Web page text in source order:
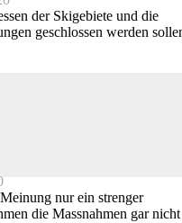
der Skigebiete und die
geschlossen werden
nur ein strenger
die Massnahmen gar nicht